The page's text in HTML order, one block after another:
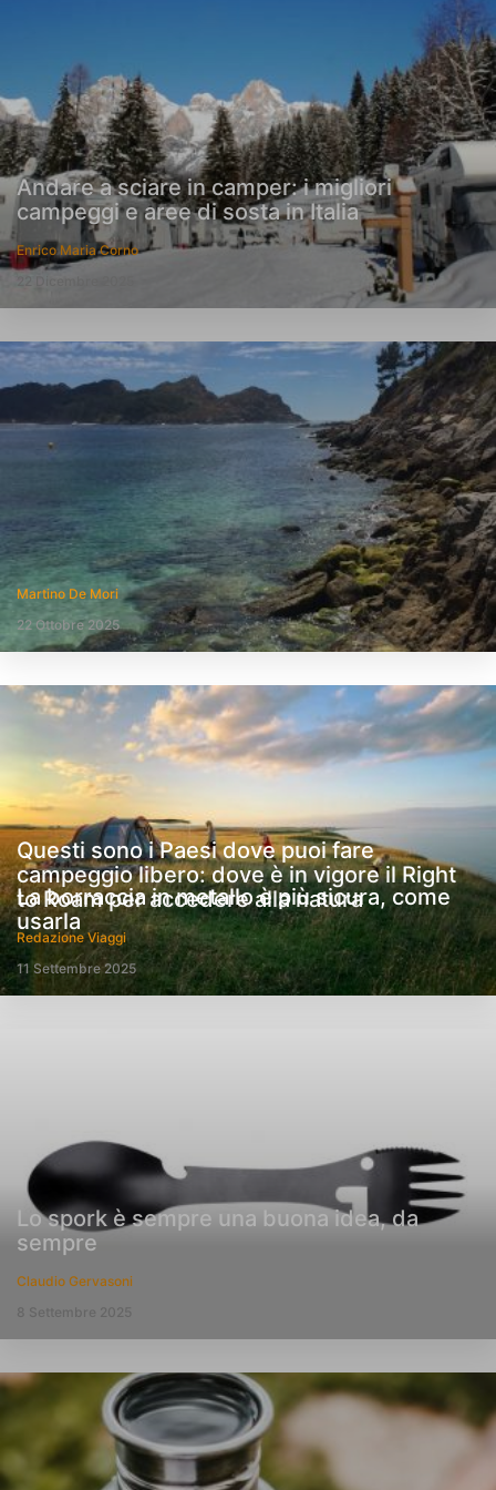
Andare a sciare in camper: i migliori
campeggi e aree di sosta in Italia
Enrico Maria Corno
Martino De Mori
22 Ottobre 2025
Questi sono i Paesi dove puoi fare
campeggio libero: dove è in vigore il Right
to Roam per accedere alla natura
Redazione Viaggi
11 Settembre 2025
Lo spork è sempre una buona idea, da
sempre
Claudio Gervasoni
8 Settembre 2025
La borraccia in metallo è più sicura, come
usarla